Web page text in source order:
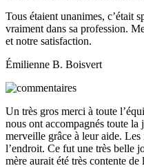
Tous étaient unanimes, c’était
vraiment dans sa profession.
et notre satisfaction.
Émilienne B. Boisvert
Un très gros merci à toute
nous ont accompagnés toute la
merveille grâce à leur aide.
l’endroit. Ce fut une très belle
mère aurait été très contente